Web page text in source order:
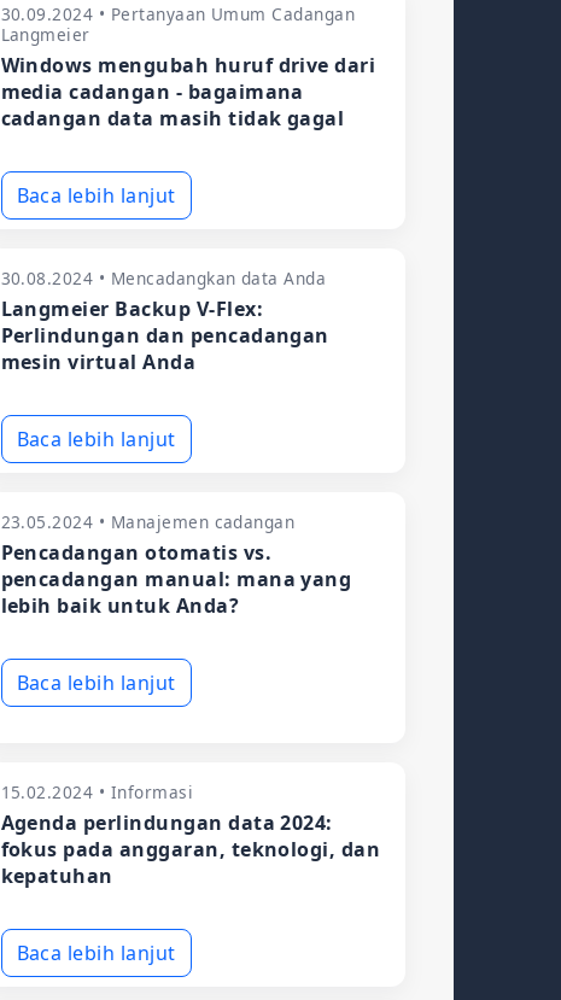
30.09.2024 • Pertanyaan Umum Cadangan
Langmeier
Windows mengubah huruf drive dari
media cadangan - bagaimana
cadangan data masih tidak gagal
Baca lebih lanjut
30.08.2024 • Mencadangkan data Anda
Langmeier Backup V-Flex:
Perlindungan dan pencadangan
mesin virtual Anda
Baca lebih lanjut
23.05.2024 • Manajemen cadangan
Pencadangan otomatis vs.
pencadangan manual: mana yang
lebih baik untuk Anda?
Baca lebih lanjut
15.02.2024 • Informasi
Agenda perlindungan data 2024:
fokus pada anggaran, teknologi, dan
kepatuhan
Baca lebih lanjut